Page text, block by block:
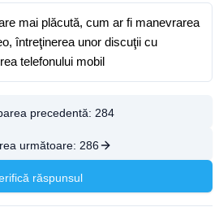
mai plăcută, cum ar fi manevrarea
întreţinerea unor discuţii cu
telefonului mobil
precedentă: 284
următoare: 286
răspunsul